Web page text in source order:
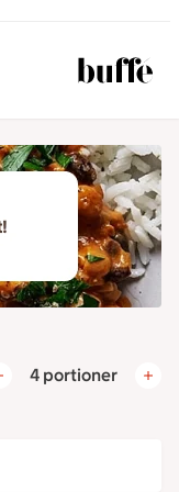
4 portioner